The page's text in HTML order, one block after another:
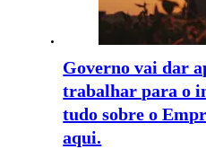
Governo vai dar
trabalhar para o
tudo sobre o
aqui.